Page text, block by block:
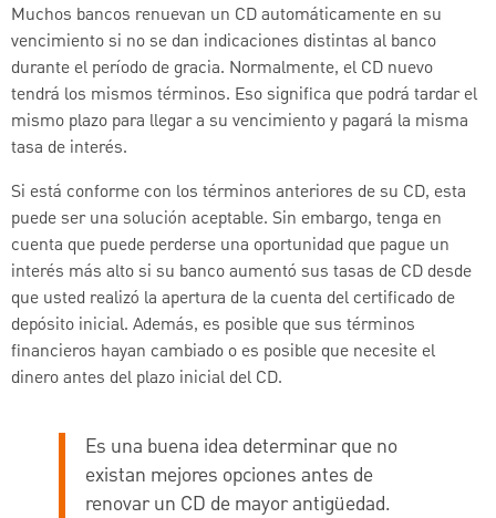
Muchos bancos renuevan un CD automáticamente en su
vencimiento si no se dan indicaciones distintas al banco
durante el período de gracia. Normalmente, el CD nuevo
tendrá los mismos términos. Eso significa que podrá tardar el
mismo plazo para llegar a su vencimiento y pagará la misma
tasa de interés.
Si está conforme con los términos anteriores de su CD, esta
puede ser una solución aceptable. Sin embargo, tenga en
cuenta que puede perderse una oportunidad que pague un
interés más alto si su banco aumentó sus tasas de CD desde
que usted realizó la apertura de la cuenta del certificado de
depósito inicial. Además, es posible que sus términos
financieros hayan cambiado o es posible que necesite el
dinero antes del plazo inicial del CD.
Es una buena idea determinar que no
existan mejores opciones antes de
renovar un CD de mayor antigüedad.